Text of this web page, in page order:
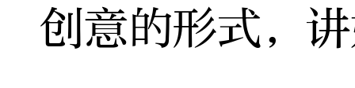
创意的形式，